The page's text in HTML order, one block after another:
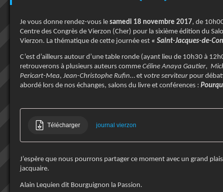
Je vous donne rendez-vous le samedi 18 novembre 2017, de
Centre des Congrès de Vierzon (Cher) pour la sixième édition du
Vierzon. La thématique de cette journée est « Saint-Jacques-de-
C’est d’ailleurs autour d’une table ronde (ayant lieu de 10h30 à
retrouverons à plusieurs auteurs comme Céline Anaya Gautier,
Pericart-Mea, Jean-Christophe Rufin… et votre serviteur pour
abordé lors de nos échanges, salons du livre et conférences :
Télécharger journal vierzon
J’espère que nous pourrons partager ce moment avec un grand
jacquaire.
Alain Lequien dit Bourguignon la Passion.